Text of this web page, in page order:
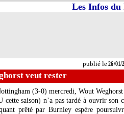
publié le26/01/
Les Infos
veut rester
(3-0) mercredi, Wout Weghorst
saison) n’a pas tardé à ouvrir son
prêté par Burnley espère